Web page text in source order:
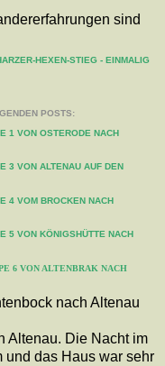
sind
HEXEN-STIEG - EINMALIG
POSTS:
1 VON OSTERODE NACH
3 VON ALTENAU AUF DEN
4 VOM BROCKEN NACH
5 VON KÖNIGSHÜTTE NACH
6 VON ALTENBRAK NACH
nach Altenau
Altenau. Die Nacht im
und das Haus war sehr